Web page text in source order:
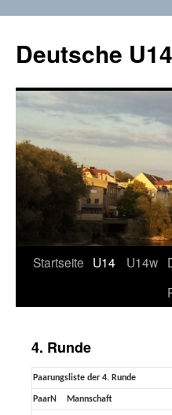
Deutsche
Zum
Startseite U14 U14w
4. Runde
Paarungsliste der 4. Runde
PaarN Mannschaft